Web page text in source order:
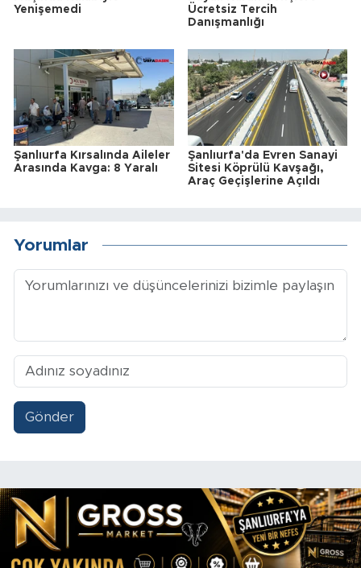
Yenişemedi
Ücretsiz Tercih
Danışmanlığı
Şanlıurfa Kırsalında Aileler
Arasında Kavga: 8 Yaralı
Şanlıurfa'da Evren Sanayi
Sitesi Köprülü Kavşağı,
Araç Geçişlerine Açıldı
Yorumlar
Gönder